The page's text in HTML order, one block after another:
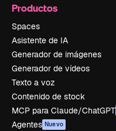
Productos
Spaces
Asistente de IA
Generador de imágenes
Generador de vídeos
Texto a voz
Contenido de stock
MCP para Claude/ChatGPT
Agentes Nuevo